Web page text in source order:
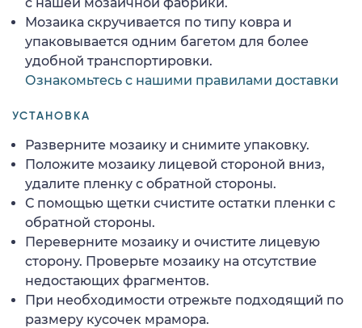
Мозаика скручивается по типу ковра и
упаковывается одним багетом для более
удобной транспортировки.
Ознакомьтесь с нашими правилами доставки
УСТАНОВКА
Разверните мозаику и снимите упаковку.
Положите мозаику лицевой стороной вниз,
удалите пленку с обратной стороны.
С помощью щетки счистите остатки пленки с
обратной стороны.
Переверните мозаику и очистите лицевую
сторону. Проверьте мозаику на отсутствие
недостающих фрагментов.
При необходимости отрежьте подходящий по
размеру кусочек мрамора.